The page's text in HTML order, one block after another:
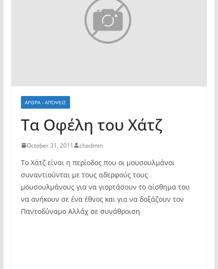
ΑΡΘΡΑ - ΑΠΌΨΕΙΣ
Τα Oφέλη του Χάτζ
October 31, 2011 chadmin
Tο Χάτζ είναι η περίοδος που οι μουσουλμάνοι
συναντιούνται με τους αδερφούς τους
μουσουλμάνους για να γιορτάσουν το αίσθημα του
να ανήκουν σε ένα έθνος και για να δοξάζουν τον
Παντοδύναμο Αλλάχ σε συνάθροιση